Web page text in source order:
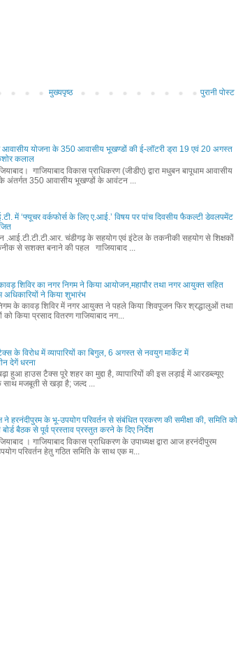
पुरानी पोस्ट
मुख्यपृष्ठ
आवासीय योजना के 350 आवासीय भूखण्डों की ई-लॉटरी ड्रा 19 एवं 20 अगस्त
कलाल
गाजियाबाद विकास प्राधिकरण (जीडीए) द्वारा मधुबन बापूधाम आवासीय
अंतर्गत 350 आवासीय भूखण्डों के आवंटन ...
में ‘फ्यूचर वर्कफोर्स के लिए ए.आई.’ विषय पर पांच दिवसीय फैकल्टी डेवलपमेंट
.आई.टी.टी.टी.आर. चंडीगढ़ के सहयोग एवं इंटेल के तकनीकी सहयोग से शिक्षकों
से सशक्त बनाने की पहल गाजियाबाद ...
शिविर का नगर निगम ने किया आयोजन,महापौर तथा नगर आयुक्त सहित
अधिकारियों ने किया शुभारंभ
के कावड़ शिविर में नगर आयुक्त ने पहले किया शिवपूजन फिर श्रद्धालुओं तथा
को किया प्रसाद वितरण गाजियाबाद नग...
के विरोध में व्यापारियों का बिगुल, 6 अगस्त से नवयुग मार्केट में
देगें धरना
हुआ हाउस टैक्स पूरे शहर का मुद्दा है, व्यापारियों की इस लड़ाई में आरडब्ल्यूए
मजबूती से खड़ा है; जल्द ...
ने हरनंदीपुरम के भू-उपयोग परिवर्तन से संबंधित प्रकरण की समीक्षा की, समिति को
बैठक से पूर्व प्रस्ताव प्रस्तुत करने के दिए निर्देश
। गाजियाबाद विकास प्राधिकरण के उपाध्यक्ष द्वारा आज हरनंदीपुरम
परिवर्तन हेतु गठित समिति के साथ एक म...